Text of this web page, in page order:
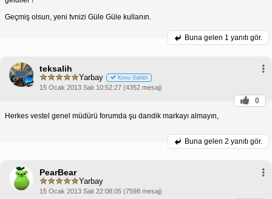
Geçmiş olsun, yeni tvnizi Güle Güle kullanın.
Buna gelen 1 yanıtı gör.
teksalih
Yarbay Konu Sahibi
15 Ocak 2013 Salı 10:52:27 (4352 mesaj)
0
Herkes vestel genel müdürü forumda şu dandik markayı almayın,
Buna gelen 2 yanıtı gör.
PearBear
Yarbay
15 Ocak 2013 Salı 22:08:05 (7598 mesaj)